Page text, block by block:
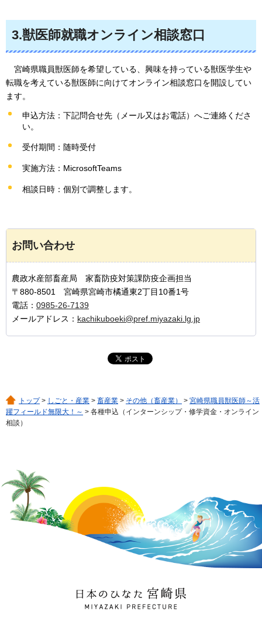
3.獣医師就職オンライン相談窓口
宮崎県職員獣医師を希望している、興味を持っている獣医学生や
転職を考えている獣医師に向けてオンライン相談窓口を開設してい
ます。
申込方法：下記問合せ先（メール又はお電話）へご連絡くださ
い。
受付期間：随時受付
実施方法：MicrosoftTeams
相談日時：個別で調整します。
お問い合わせ
農政水産部畜産局 家畜防疫対策課防疫企画担当
〒880-8501 宮崎県宮崎市橘通東2丁目10番1号
電話： 0985-26-7139
メールアドレス： kachikuboeki@pref.miyazaki.lg.jp
トップ> しごと・産業 > 畜産業 > その他（畜産業） > 宮崎県職員獣医師～活
躍フィールド無限大！～ > 各種申込（インターンシップ・修学資金・オンライン
相談）
日本のひなた 宮崎県
MIYAZAKI PREFECTURE